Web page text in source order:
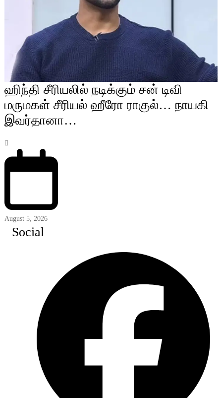
ஹிந்தி சீரியலில் நடிக்கும் சன் டிவி
மருமகள் சீரியல் ஹீரோ ராகுல்… நாயகி
இவர்தானா…
August 5, 2026
Social